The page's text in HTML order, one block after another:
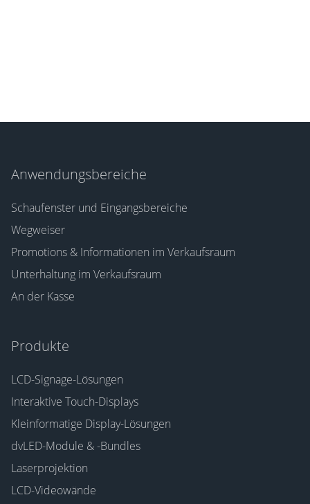
Anwendungsbereiche
Schaufenster und Eingangsbereiche
Wegweiser
Promotions & Informationen im Verkaufsraum
Unterhaltung im Verkaufsraum
An der Kasse
Produkte
LCD-Signage-Lösungen
Interaktive Touch-Displays
Kleinformatige Display-Lösungen
dvLED-Module & -Bundles
Laserprojektion
LCD-Videowände